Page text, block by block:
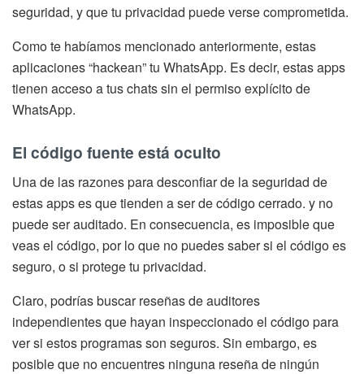
seguridad, y que tu privacidad puede verse comprometida.
Como te habíamos mencionado anteriormente, estas
aplicaciones “hackean” tu WhatsApp. Es decir, estas apps
tienen acceso a tus chats sin el permiso explícito de
WhatsApp.
El código fuente está oculto
Una de las razones para desconfiar de la seguridad de
estas apps es que tienden a ser de código cerrado. y no
puede ser auditado. En consecuencia, es imposible que
veas el código, por lo que no puedes saber si el código es
seguro, o si protege tu privacidad.
Claro, podrías buscar reseñas de auditores
independientes que hayan inspeccionado el código para
ver si estos programas son seguros. Sin embargo, es
posible que no encuentres ninguna reseña de ningún